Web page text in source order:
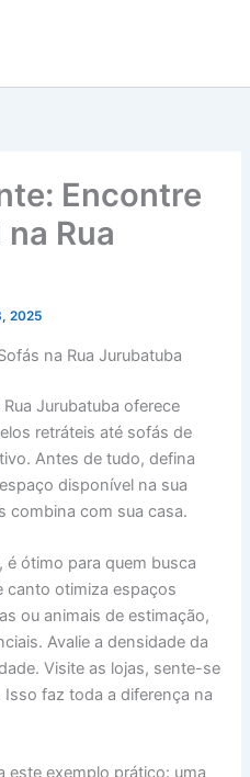
Encontre
Rua
2025
na Rua Jurubatuba
Jurubatuba oferece
retráteis até sofás de
Antes de tudo, defina
disponível na sua
combina com sua casa.
ótimo para quem busca
canto otimiza espaços
ou animais de estimação,
Avalie a densidade da
Visite as lojas, sente-se
faz toda a diferença na
este exemplo prático: uma